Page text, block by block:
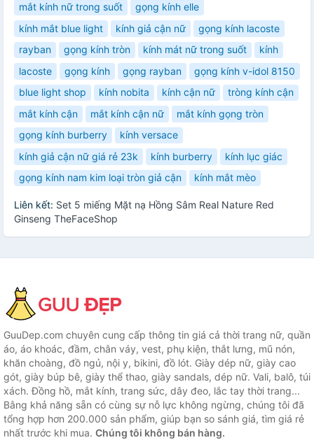
mắt kính nữ trong suốt
gọng kính elle
kính mắt blue light
kính giả cận nữ
gọng kính lacoste
rayban
gọng kính tròn kính mát nữ trong suốt
kính
lacoste
gọng kính gọng rayban
gọng kính v-idol 8150
blue light shop
kính nobita kính cận nữ
tròng kính cận
mắt kính cận
mắt kính cận nữ
mắt kính gọng tròn
gọng kính burberry
kính versace
kính giả cận nữ giá rẻ 23k
kính burberry
kính lục giác
gọng kính nam kim loại tròn giả cận
kính mắt mèo
Liên kết: Set 5 miếng Mặt nạ Hồng Sâm Real Nature Red
Ginseng TheFaceShop
GuuDep.com chuyên cung cấp thông tin giá cả thời trang nữ, quần
áo, áo khoác, đầm, chân váy, vest, phụ kiện, thắt lưng, mũ nón,
khăn choàng, đồ ngủ, nội y, bikini, đồ lót. Giày dép nữ, giày cao
gót, giày búp bê, giày thể thao, giày sandals, dép nữ. Vali, balô, túi
xách. Đồng hồ, mắt kính, trang sức, dây đeo, lắc tay thời trang...
Bằng khả năng sẵn có cùng sự nỗ lực không ngừng, chúng tôi đã
tổng hợp hơn 200.000 sản phẩm, giúp bạn so sánh giá, tìm giá rẻ
nhất trước khi mua. Chúng tôi không bán hàng.